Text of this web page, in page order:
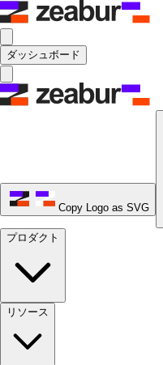
ダッシュボード
Copy Logo as SVG
プロダクト
リソース